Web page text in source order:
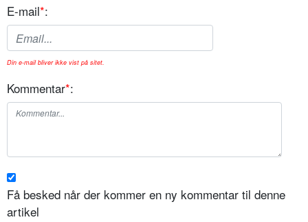
E-mail*:
Din e-mail bliver ikke vist på sitet.
Kommentar*:
Få besked når der kommer en ny kommentar til denne
artikel